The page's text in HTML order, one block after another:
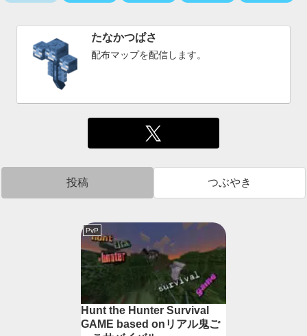
たなかつぱさ
配布マップを配信します。
投稿 つぶやき
PvP
Hunt the Hunter Survival
GAME based onリアル鬼ご